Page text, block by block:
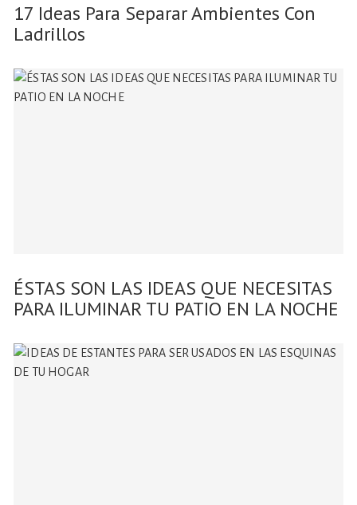
17 Ideas Para Separar Ambientes Con
Ladrillos
ÉSTAS SON LAS IDEAS QUE NECESITAS
PARA ILUMINAR TU PATIO EN LA NOCHE